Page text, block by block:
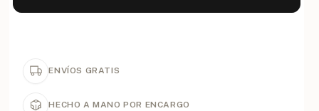
ENVÍOS GRATIS
HECHO A MANO POR ENCARGO